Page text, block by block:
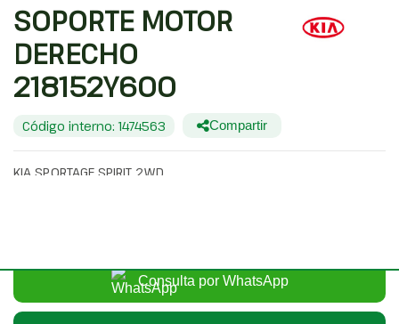
SOPORTE MOTOR
DERECHO
218152Y600
Código interno: 1474563 Compartir
KIA SPORTAGE SPIRIT 2WD
Consulta por WhatsApp